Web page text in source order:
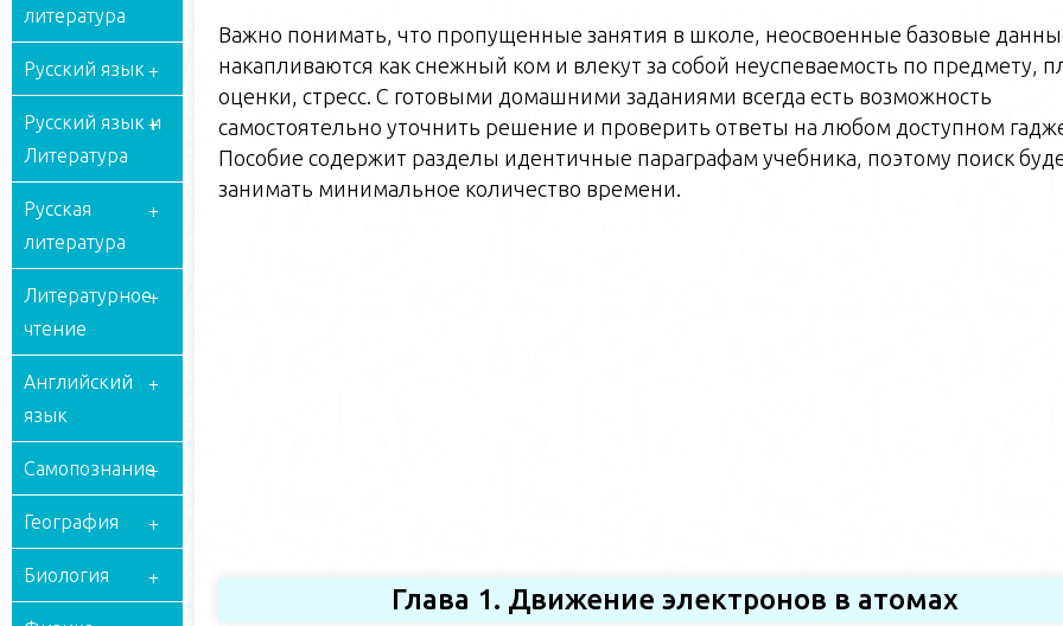
литература
Русский язык
Русский язык и
Литература
Русская
литература
Литературное
чтение
Английский
язык
Самопознание
География
Биология
Важно понимать, что пропущенные занятия в школе, неосвоенные базовые
накапливаются как снежный ком и влекут за собой неуспеваемость по предмету,
оценки, стресс. С готовыми домашними заданиями всегда есть возможность
самостоятельно уточнить решение и проверить ответы на любом доступном
Пособие содержит разделы идентичные параграфам учебника, поэтому поиск
занимать минимальное количество времени.
Глава 1. Движение электронов в атомах